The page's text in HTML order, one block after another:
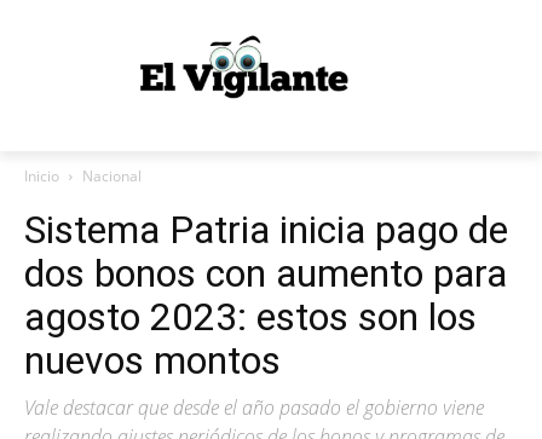
Inicio Nacional
Sistema Patria inicia pago de
dos bonos con aumento para
agosto 2023: estos son los
nuevos montos
Vale destacar que desde el año pasado el gobierno viene